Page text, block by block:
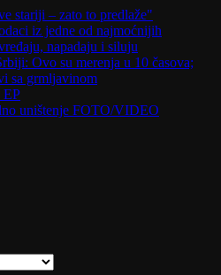
stariji – zato to predlaže"
iz jedne od najmoćnijih
napadaju i siluju
Ovo su merenja u 10 časova;
sa grmljavinom
EP
uništenje FOTO/VIDEO